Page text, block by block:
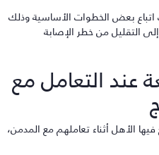
بعض الخطوات الأساسية وذلك
التقليل من خطر الإصابة
عند التعامل مع
الأهل أثناء تعاملهم مع المدمن،